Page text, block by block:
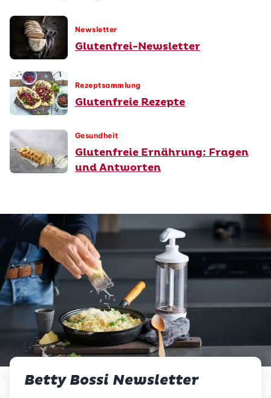
Newsletter
Glutenfrei-Newsletter
Rezeptsammlung
Glutenfreie Rezepte
Gesundheit
Glutenfreie Ernährung: Fragen
und Antworten
Betty Bossi Newsletter